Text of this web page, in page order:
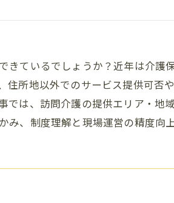
ているでしょうか？近年は介護
所地以外でのサービス提供可否
は、訪問介護の提供エリア・地
、制度理解と現場運営の精度向